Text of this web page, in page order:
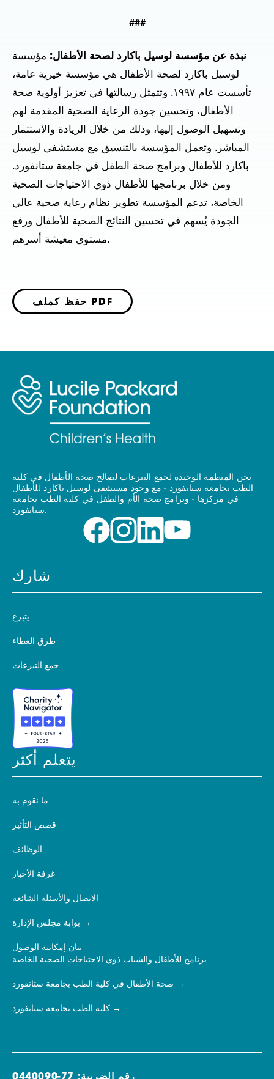
###
نبذة عن مؤسسة لوسيل باكارد لصحة الأطفال: مؤسسة
لوسيل باكارد لصحة الأطفال هي مؤسسة خيرية عامة،
تأسست عام ١٩٩٧. وتتمثل رسالتها في تعزيز أولوية صحة
الأطفال، وتحسين جودة الرعاية الصحية المقدمة لهم
وتسهيل الوصول إليها، وذلك من خلال الريادة والاستثمار
المباشر. وتعمل المؤسسة بالتنسيق مع مستشفى لوسيل
باكارد للأطفال وبرامج صحة الطفل في جامعة ستانفورد.
ومن خلال برنامجها للأطفال ذوي الاحتياجات الصحية
الخاصة، تدعم المؤسسة تطوير نظام رعاية صحية عالي
الجودة يُسهم في تحسين النتائج الصحية للأطفال ورفع
مستوى معيشة أسرهم.
حفظ كملف PDF
نحن المنظمة الوحيدة لجمع التبرعات لصالح صحة الأطفال في كلية
الطب بجامعة ستانفورد - مع وجود مستشفى لوسيل باكارد للأطفال
في مركزها - وبرامج صحة الأم والطفل في كلية الطب بجامعة
ستانفورد.
شارك
يتبرع
طرق العطاء
جمع التبرعات
يتعلم أكثر
ما نقوم به
قصص التأثير
الوظائف
غرفة الأخبار
الاتصال والأسئلة الشائعة
بوابة مجلس الإدارة
بيان إمكانية الوصول
برنامج للأطفال والشباب ذوي الاحتياجات الصحية الخاصة
صحة الأطفال في كلية الطب بجامعة ستانفورد
كلية الطب بجامعة ستانفورد